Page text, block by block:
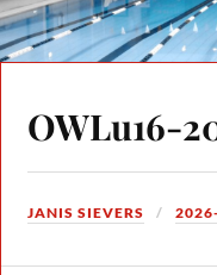
OWLu16-
JANIS SIEVERS